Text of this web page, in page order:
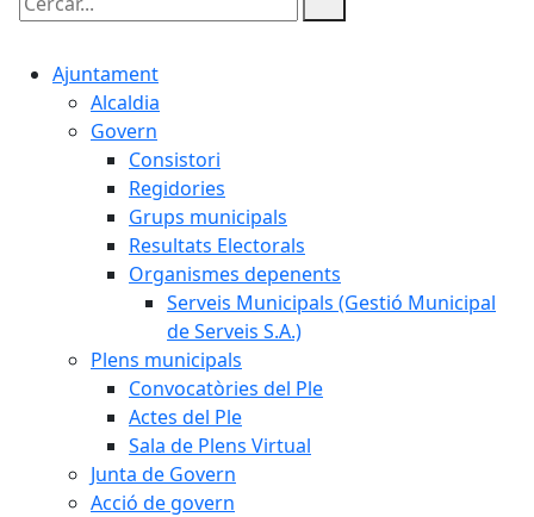
Cercar:
Ajuntament
Alcaldia
Govern
Consistori
Regidories
Grups municipals
Resultats Electorals
Organismes depenents
Serveis Municipals (Gestió Municipal
de Serveis S.A.)
Plens municipals
Convocatòries del Ple
Actes del Ple
Sala de Plens Virtual
Junta de Govern
Acció de govern